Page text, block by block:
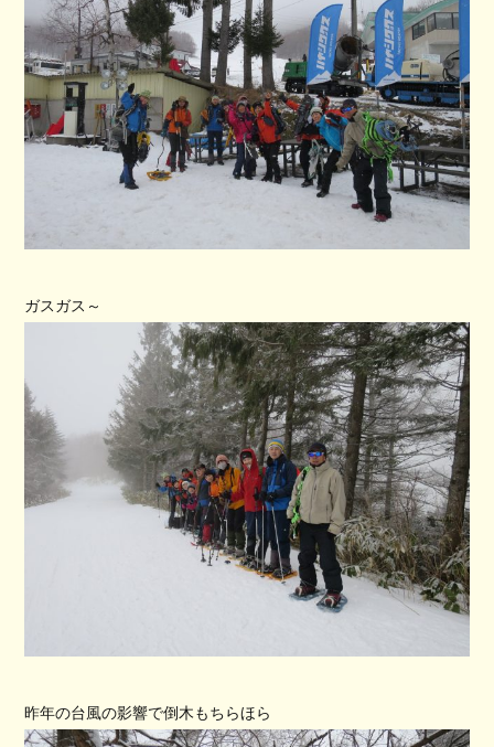
ガスガス～
昨年の台風の影響で倒木もちらほら